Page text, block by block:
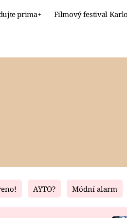
prima+ Filmový festival
Living
AYTO? Módní alarm